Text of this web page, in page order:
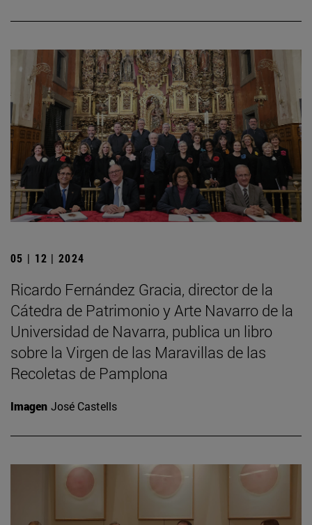
05 | 12 | 2024
Ricardo Fernández Gracia, director de la
Cátedra de Patrimonio y Arte Navarro de la
Universidad de Navarra, publica un libro
sobre la Virgen de las Maravillas de las
Recoletas de Pamplona
Imagen José Castells